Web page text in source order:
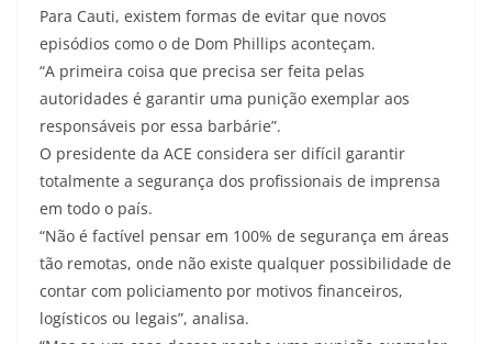
Para Cauti, existem formas de evitar que novos
episódios como o de Dom Phillips aconteçam.
“A primeira coisa que precisa ser feita pelas
autoridades é garantir uma punição exemplar aos
responsáveis por essa barbárie”.
O presidente da ACE considera ser difícil garantir
totalmente a segurança dos profissionais de imprensa
em todo o país.
“Não é factível pensar em 100% de segurança em áreas
tão remotas, onde não existe qualquer possibilidade de
contar com policiamento por motivos financeiros,
logísticos ou legais”, analisa.